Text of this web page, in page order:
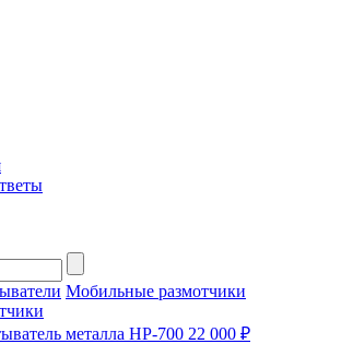
Мобильные размотчики
металла HP-700 22 000 ₽